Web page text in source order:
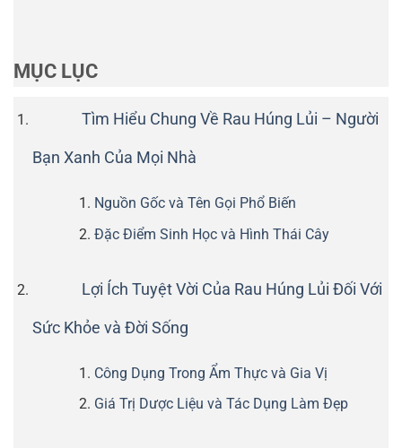
MỤC LỤC
Tìm Hiểu Chung Về Rau Húng Lủi – Người
Bạn Xanh Của Mọi Nhà
Nguồn Gốc và Tên Gọi Phổ Biến
Đặc Điểm Sinh Học và Hình Thái Cây
Lợi Ích Tuyệt Vời Của Rau Húng Lủi Đối Với
Sức Khỏe và Đời Sống
Công Dụng Trong Ẩm Thực và Gia Vị
Giá Trị Dược Liệu và Tác Dụng Làm Đẹp